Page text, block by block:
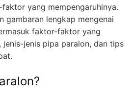
yang mempengaruhinya.
gambaran lengkap mengenai
faktor-faktor yang
jenis-jenis pipa paralon, dan tips